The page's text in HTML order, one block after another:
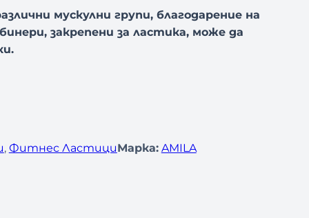
мускулни групи, благодарение на
закрепени за ластика, може да
, Фитнес ЛастициМарка: AMILA